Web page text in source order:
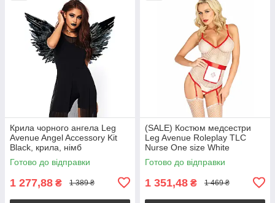
Крила чорного ангела Leg
Avenue Angel Accessory Kit
Black, крила, німб
Готово до відправки
1 277,88 ₴ 1 389 ₴
(SALE) Костюм медсестри
Leg Avenue Roleplay TLC
Nurse One size White
Готово до відправки
1 351,48 ₴ 1 469 ₴